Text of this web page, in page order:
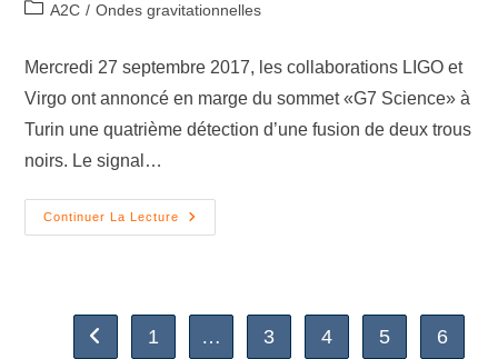
A2C / Ondes gravitationnelles
Mercredi 27 septembre 2017, les collaborations LIGO et
Virgo ont annoncé en marge du sommet «G7 Science» à
Turin une quatrième détection d’une fusion de deux trous
noirs. Le signal…
Continuer La Lecture
1 … 3 4 5
6